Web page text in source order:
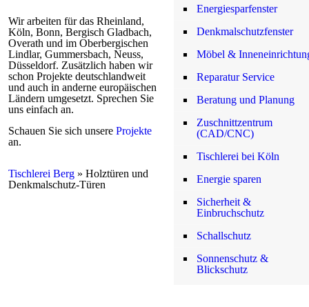
Wir arbeiten für das Rheinland,
Köln, Bonn, Bergisch Gladbach,
Overath und im Oberbergischen
Lindlar, Gummersbach, Neuss,
Düsseldorf. Zusätzlich haben wir
schon Projekte deutschlandweit
und auch in anderne europäischen
Ländern umgesetzt. Sprechen Sie
uns einfach an.
Schauen Sie sich unsere Projekte
an.
Tischlerei Berg » Holztüren und
Denkmalschutz-Türen
Energiesparfenster
Denkmalschutzfenster
Möbel &
Reparatur Service
Beratung und Planung
Zuschnittzentrum
(CAD/CNC)
Tischlerei bei Köln
Energie sparen
Sicherheit &
Einbruchschutz
Schallschutz
Sonnenschutz &
Blickschutz